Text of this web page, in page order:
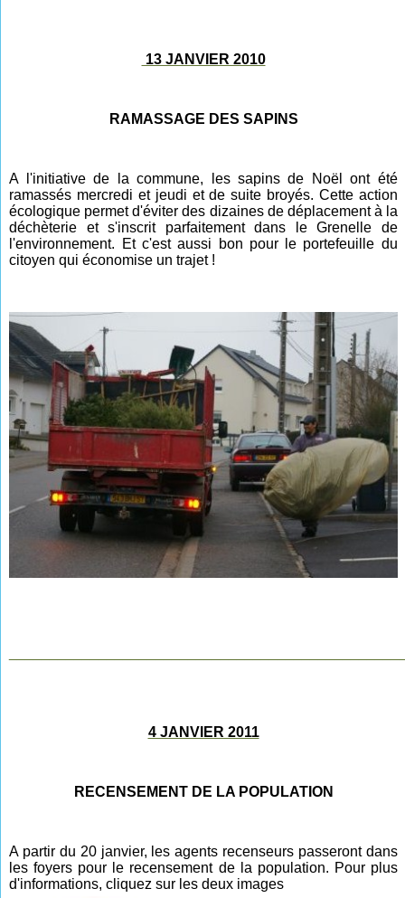
13 JANVIER 2010
RAMASSAGE DES SAPINS
A l'initiative de la commune, les sapins de Noël ont été
ramassés mercredi et jeudi et de suite broyés. Cette action
écologique permet d'éviter des dizaines de déplacement à la
déchèterie et s'inscrit parfaitement dans le Grenelle de
l'environnement. Et c'est aussi bon pour le portefeuille du
citoyen qui économise un trajet !
4 JANVIER 2011
RECENSEMENT DE LA POPULATION
A partir du 20 janvier, lesagents recenseurs passeront dans
les foyers pour le recensement de la population. Pour plus
d'informations, cliquez sur les deux images